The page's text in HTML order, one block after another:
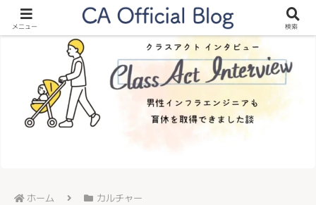
ホーム カルチャー
メニュー 検索